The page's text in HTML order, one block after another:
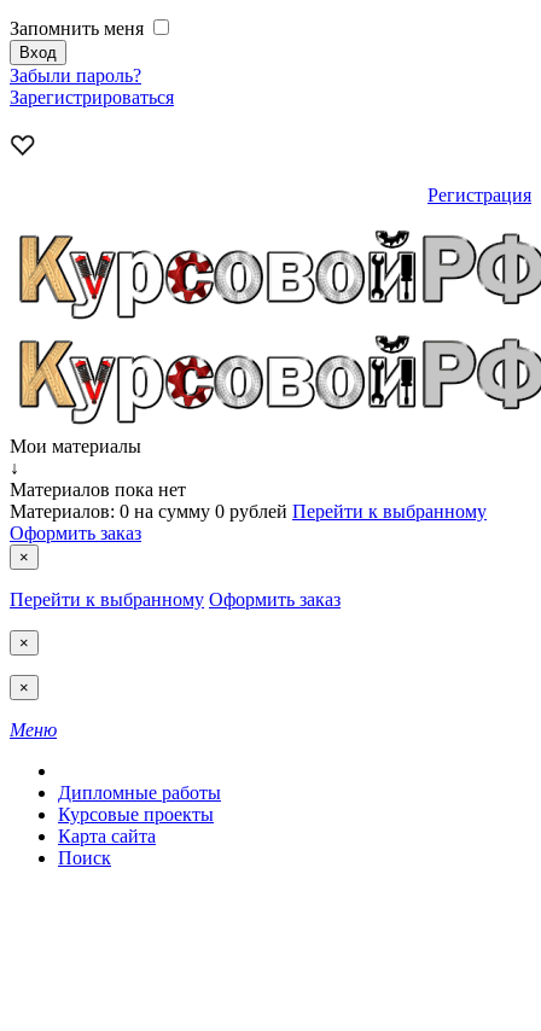
Запомнить меня
Забыли пароль?
Зарегистрироваться
Регистрация
Мои материалы
↓
Материалов пока нет
Материалов: 0 на сумму 0 рублей Перейти к выбранному
Оформить заказ
×
Перейти к выбранному Оформить заказ
×
×
Меню
Дипломные работы
Курсовые проекты
Карта сайта
Поиск